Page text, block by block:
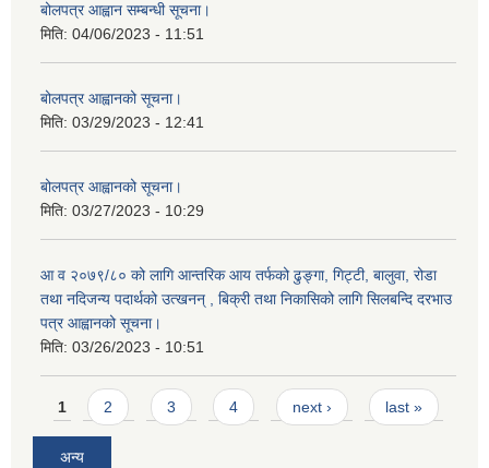
बोलपत्र आह्वान सम्बन्धी सूचना।
मिति: 04/06/2023 - 11:51
बोलपत्र आह्वानको सूचना।
मिति: 03/29/2023 - 12:41
बोलपत्र आह्वानको सूचना।
मिति: 03/27/2023 - 10:29
आ व २०७९/८० को लागि आन्तरिक आय तर्फको ढुङ्गा, गिट्टी, बालुवा, रोडा
तथा नदिजन्य पदार्थको उत्खनन् , बिक्री तथा निकासिको लागि सिलबन्दि दरभाउ
पत्र आह्वानको सूचना।
मिति: 03/26/2023 - 10:51
Pages
1 2 3 4 next › last »
अन्य